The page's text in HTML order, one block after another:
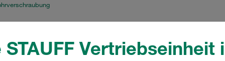
Vertriebseinheit
Messkupplung